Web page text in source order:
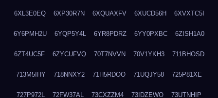
6XL3E0EQ 6XP30R7N 6XQUAXFV 6XUCD56H 6XVXTC5I
6Y6PMH2U 6YQP5Y4L 6YR8PDRZ 6YY0PXBC 6ZISH1A0
6ZT4UC5F 6ZYCUFVQ 70T7NVVN 70V1YKH3 711BHOSD
713M5IHY 718NNXY2 71H5RDOO 71UQJY58 725P81XE
727P972L 72FW37AL 73CXZZM4 73IDZEWO 73UTNHIP